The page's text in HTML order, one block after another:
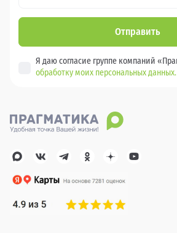
Отправить
Я даю согласие группе компаний
обработку моих персональных данных.